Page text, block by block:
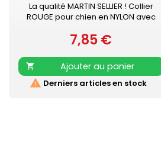
La qualité MARTIN SELLIER ! Collier
ROUGE pour chien en NYLON avec
surpiqûre couleur Collier doublé de
mousse surpiquée pour davantage
de confort Nylon ultra-résistant
Boucle laquée noire Couleur
acidulée qui soulignera tout type de
Prix
7,85 €

Ajouter au panier
 Derniers articles en stock